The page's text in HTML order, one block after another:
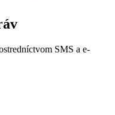
SMS a e-